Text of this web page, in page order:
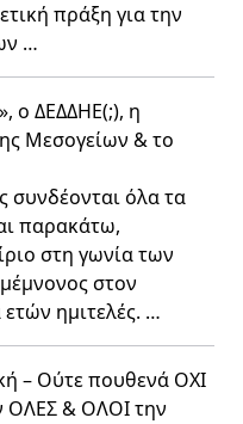
πράξη για την
…
ο ΔΕΔΔΗΕ(;), η
Μεσογείων & το
συνδέονται όλα τα
παρακάτω,
στη γωνία των
στον
ημιτελές. …
– Ούτε πουθενά OXΙ
ΟΛΕΣ & ΟΛΟΙ την